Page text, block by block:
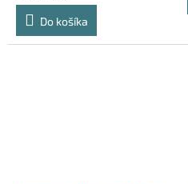
cena:
Do košíka